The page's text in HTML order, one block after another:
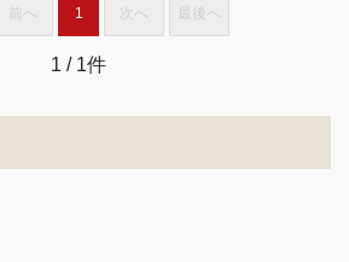
前へ 1 次へ 最後へ
1 / 1件